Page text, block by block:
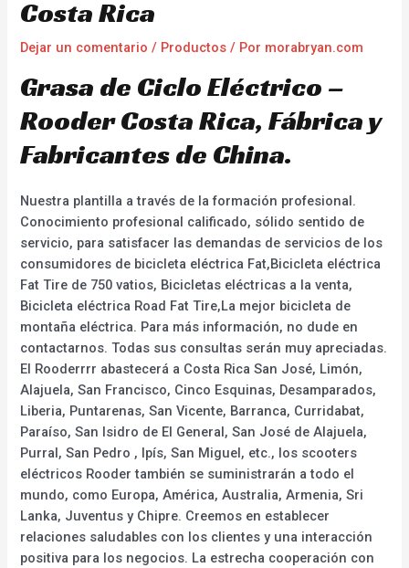
Costa Rica
Dejar un comentario / Productos / Por morabryan.com
Grasa de Ciclo Eléctrico –
Rooder Costa Rica, Fábrica y
Fabricantes de China.
Nuestra plantilla a través de la formación profesional.
Conocimiento profesional calificado, sólido sentido de
servicio, para satisfacer las demandas de servicios de los
consumidores de bicicleta eléctrica Fat,Bicicleta eléctrica
Fat Tire de 750 vatios, Bicicletas eléctricas a la venta,
Bicicleta eléctrica Road Fat Tire,La mejor bicicleta de
montaña eléctrica. Para más información, no dude en
contactarnos. Todas sus consultas serán muy apreciadas.
El Rooderrrr abastecerá a Costa Rica San José, Limón,
Alajuela, San Francisco, Cinco Esquinas, Desamparados,
Liberia, Puntarenas, San Vicente, Barranca, Curridabat,
Paraíso, San Isidro de El General, San José de Alajuela,
Purral, San Pedro , Ipís, San Miguel, etc., los scooters
eléctricos Rooder también se suministrarán a todo el
mundo, como Europa, América, Australia, Armenia, Sri
Lanka, Juventus y Chipre. Creemos en establecer
relaciones saludables con los clientes y una interacción
positiva para los negocios. La estrecha cooperación con